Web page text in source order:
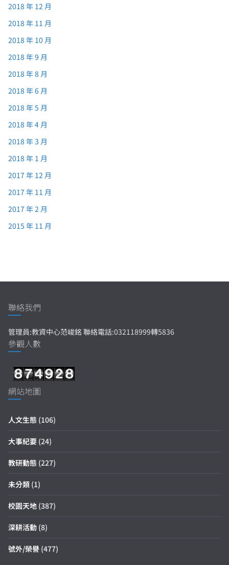
2018 年 12 月
2018 年 11 月
2018 年 10 月
2018 年 9 月
2018 年 8 月
2018 年 6 月
2018 年 5 月
2018 年 4 月
2018 年 3 月
2018 年 1 月
2017 年 12 月
2017 年 11 月
2017 年 2 月
2015 年 11 月
聯絡我們
管理員:教資中心范峻銘 聯絡電話:032118999轉5836
參觀人數
網站地圖
人文生態 (106)
大事紀要 (24)
教研動態 (227)
未分類 (1)
校園天地 (387)
深耕活動 (8)
號外/榮譽 (477)